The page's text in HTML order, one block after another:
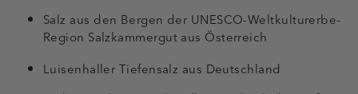
Salz aus den Bergen der UNESCO-Weltkulturerbe-
Region Salzkammergut aus Österreich
Luisenhaller Tiefensalz aus Deutschland